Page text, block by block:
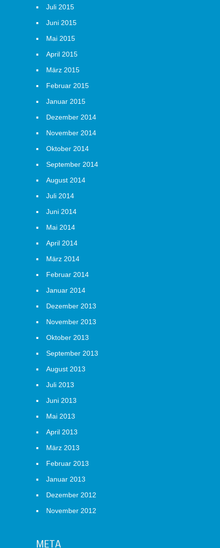
Juli 2015
Juni 2015
Mai 2015
April 2015
März 2015
Februar 2015
Januar 2015
Dezember 2014
November 2014
Oktober 2014
September 2014
August 2014
Juli 2014
Juni 2014
Mai 2014
April 2014
März 2014
Februar 2014
Januar 2014
Dezember 2013
November 2013
Oktober 2013
September 2013
August 2013
Juli 2013
Juni 2013
Mai 2013
April 2013
März 2013
Februar 2013
Januar 2013
Dezember 2012
November 2012
META